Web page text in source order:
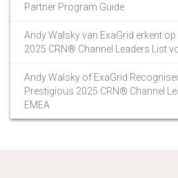
Partner Program Guide
Andy Walsky van ExaGrid erkent
2025 CRN® Channel Leaders List
Andy Walsky of ExaGrid
Prestigious 2025 CRN® Channel
EMEA